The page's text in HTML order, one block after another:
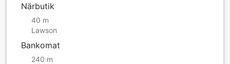
Närbutik
40 m
Lawson
Bankomat
240 m